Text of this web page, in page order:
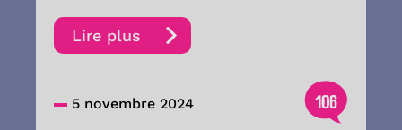
Lire plus
5 novembre 2024 106